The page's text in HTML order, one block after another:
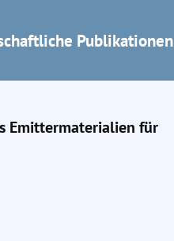
Publikationen
Emittermaterialien für